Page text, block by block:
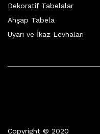
Dekoratif Tabelalar
Ahşap Tabela
Uyarı ve İkaz Levhaları
Copyright © 2020